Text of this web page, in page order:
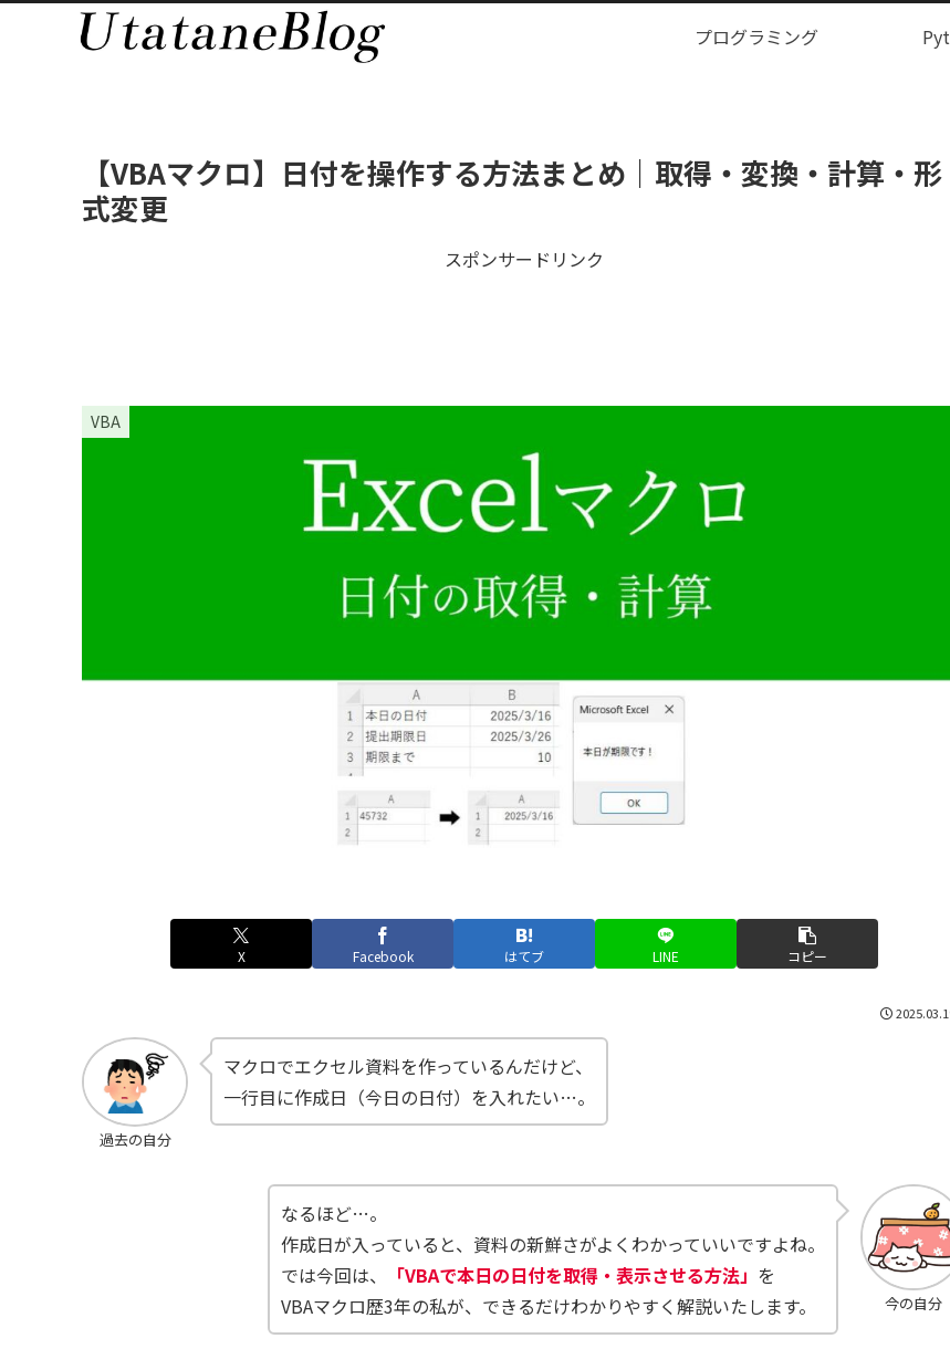
プログラミング
【VBAマクロ】日付を操作する方法まとめ｜取得・変換・計算・形
式変更
スポンサードリンク
VBA
X Facebook はてブ LINE コピー
過去の自分
マクロでエクセル資料を作っているんだけど、
一行目に作成日（今日の日付）を入れたい…。
今の自分
なるほど…。
作成日が入っていると、資料の新鮮さがよくわかっていいですよね。
では今回は、
「VBAで本日の日付を取得・表示させる方法」 を
VBAマクロ歴3年の私が、できるだけわかりやすく解説いたします。